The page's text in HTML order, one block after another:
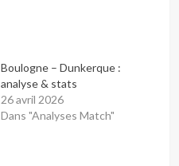
Boulogne – Dunkerque :
analyse & stats
26 avril 2026
Dans "Analyses Match"